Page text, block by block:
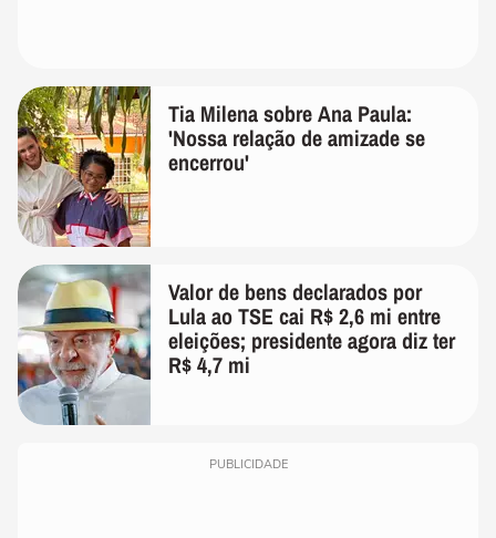
Tia Milena sobre Ana Paula:
'Nossa relação de amizade se
encerrou'
Valor de bens declarados por
Lula ao TSE cai R$ 2,6 mi entre
eleições; presidente agora diz ter
R$ 4,7 mi
PUBLICIDADE